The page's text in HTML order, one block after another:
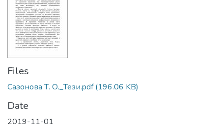
Files
Сазонова Т. О._Тези.pdf(196.06 KB)
Date
2019-11-01